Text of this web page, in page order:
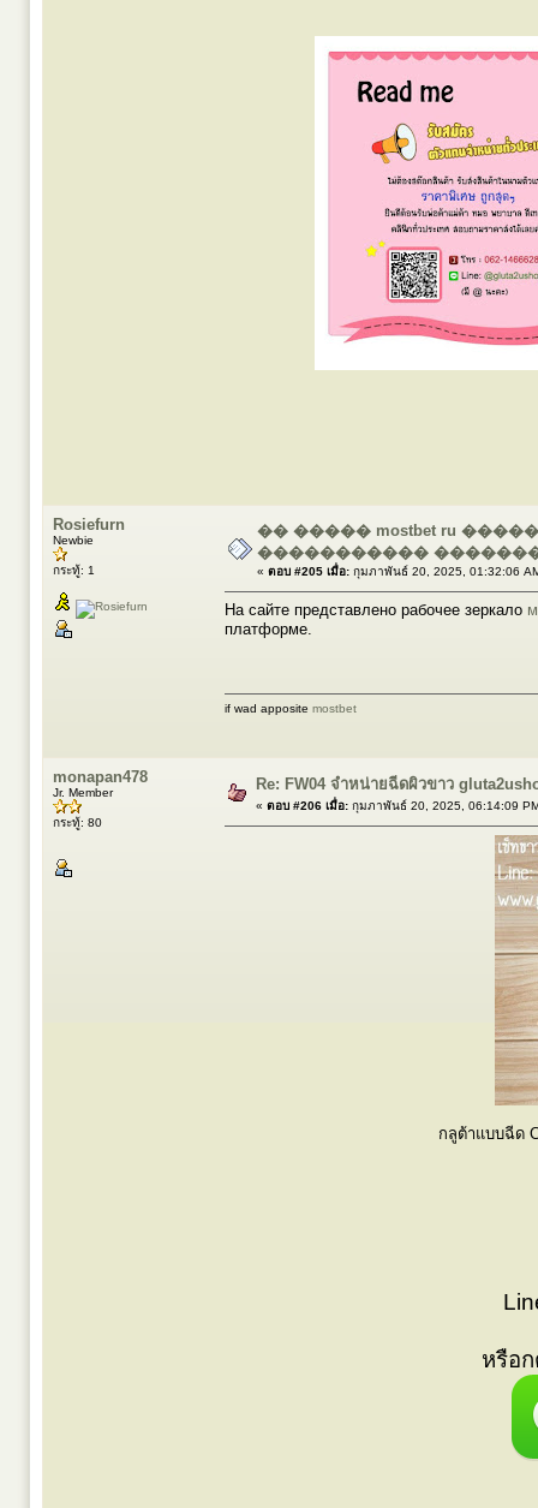
Rosiefurn
Newbie
กระทู้: 1
�� ����� mostbet ru
�����������
« ตอบ #205 เมื่อ: กุมภาพันธ์ 20, 2025, 01:32:06
На сайте представлено рабочее зеркало
платформе.
if wad apposite mostbet
monapan478
Jr. Member
กระทู้: 80
Re: FW04 จำหน่ายฉีดผิวขาว
« ตอบ #206 เมื่อ: กุมภาพันธ์ 20, 2025, 06:14:09
กลูต้าแบบฉีด
หรือ